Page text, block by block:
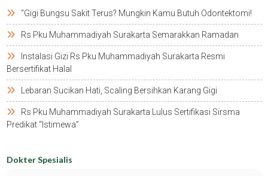
“gigi Bungsu Sakit Terus? Mungkin Kamu Butuh Odontektomi!
Rs Pku Muhammadiyah Surakarta Semarakkan Ramadan
Instalasi Gizi Rs Pku Muhammadiyah Surakarta Resmi
Bersertifikat Halal
Lebaran Sucikan Hati, Scaling Bersihkan Karang Gigi
Rs Pku Muhammadiyah Surakarta Lulus Sertifikasi Sirsma
Predikat “istimewa”
Dokter Spesialis